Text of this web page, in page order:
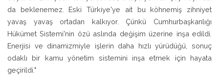
da beklenemez. Eski Türkiye'ye ait bu köhnemiş zihniyet
yavaş yavaş ortadan kalkıyor. Çünkü Cumhurbaşkanlığı
Hükümet Sistemi'nin özü aslında değişim üzerine inşa edildi.
Enerjisi ve dinamizmiyle işlerin daha hızlı yürüdüğü, sonuç
odaklı bir kamu yönetim sistemini inşa etmek için hayata
geçirildi."